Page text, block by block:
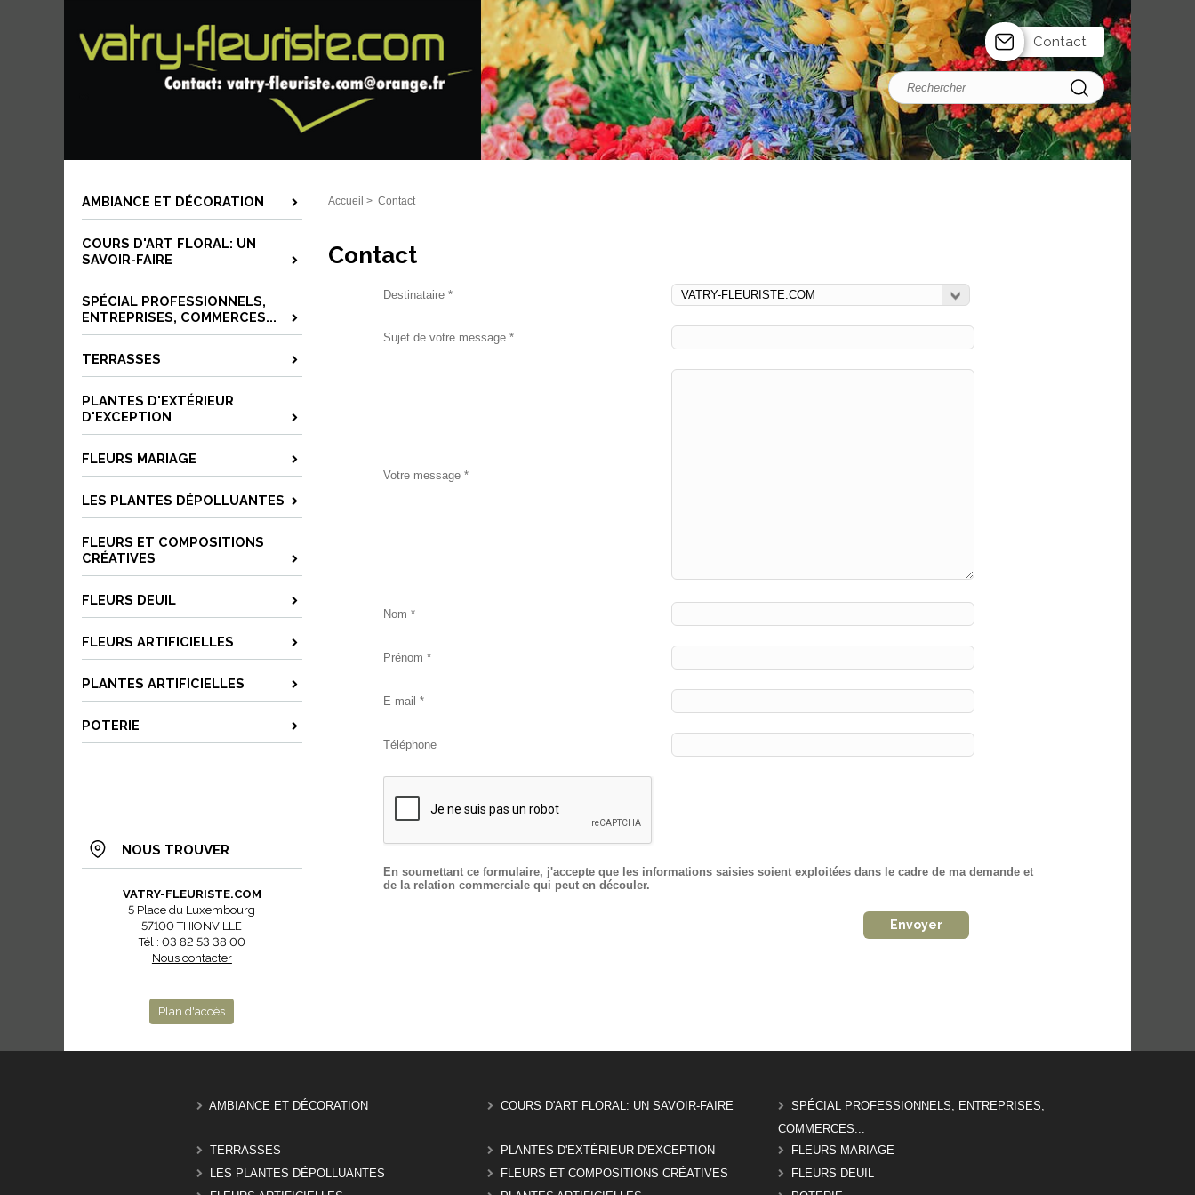
Contact
AMBIANCE ET DÉCORATION
COURS D'ART FLORAL: UN
SAVOIR-FAIRE
SPÉCIAL PROFESSIONNELS,
ENTREPRISES, COMMERCES...
TERRASSES
PLANTES D'EXTÉRIEUR
D'EXCEPTION
FLEURS MARIAGE
LES PLANTES DÉPOLLUANTES
FLEURS ET COMPOSITIONS
CRÉATIVES
FLEURS DEUIL
FLEURS ARTIFICIELLES
PLANTES ARTIFICIELLES
POTERIE
NOUS TROUVER
VATRY-FLEURISTE.COM
5 Place du Luxembourg
57100 THIONVILLE
Tél : 03 82 53 38 00
Nous contacter
Plan d'accès
Accueil > Contact
Contact
Destinataire *
Sujet de votre message *
Votre message *
Nom *
Prénom *
E-mail *
Téléphone
En soumettant ce formulaire, j'accepte que les informations saisies soient exploitées dans le cadre de ma demande et
de la relation commerciale qui peut en découler.
AMBIANCE ET DÉCORATION COURS D'ART FLORAL: UN SAVOIR-FAIRE
SPÉCIAL PROFESSIONNELS, ENTREPRISES,
COMMERCES...
TERRASSES
PLANTES D'EXTÉRIEUR D'EXCEPTION
FLEURS MARIAGE
LES PLANTES DÉPOLLUANTES
FLEURS ET COMPOSITIONS CRÉATIVES
FLEURS DEUIL